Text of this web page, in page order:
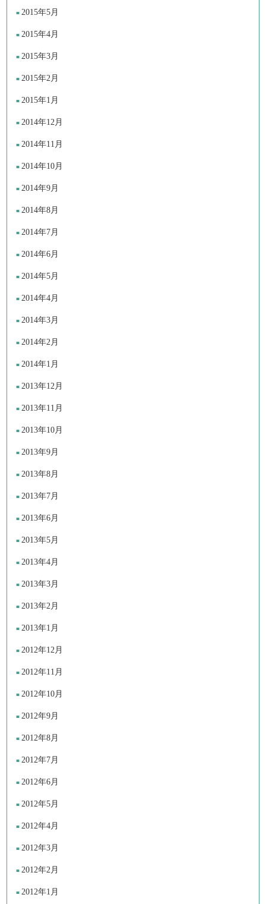
2015年5月
2015年4月
2015年3月
2015年2月
2015年1月
2014年12月
2014年11月
2014年10月
2014年9月
2014年8月
2014年7月
2014年6月
2014年5月
2014年4月
2014年3月
2014年2月
2014年1月
2013年12月
2013年11月
2013年10月
2013年9月
2013年8月
2013年7月
2013年6月
2013年5月
2013年4月
2013年3月
2013年2月
2013年1月
2012年12月
2012年11月
2012年10月
2012年9月
2012年8月
2012年7月
2012年6月
2012年5月
2012年4月
2012年3月
2012年2月
2012年1月